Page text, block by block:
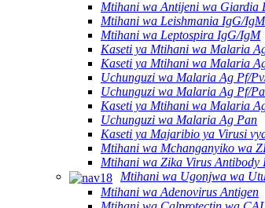
Mtihani wa Antijeni wa Giardia
Mtihani wa Leishmania IgG/IgM
Mtihani wa Leptospira IgG/IgM
Kaseti ya Mtihani wa Malaria
Kaseti ya Mtihani wa Malaria
Uchunguzi wa Malaria Ag Pf/
Uchunguzi wa Malaria Ag Pf/
Kaseti ya Mtihani wa Malaria
Uchunguzi wa Malaria Ag Pan
Kaseti ya Majaribio ya Virusi
Mtihani wa Mchanganyiko wa
Mtihani wa Zika Virus Antibody
Mtihani wa Ugonjwa wa
Mtihani wa Adenovirus Antigen